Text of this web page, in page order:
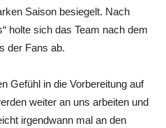
Saison besiegelt. Nach
holte sich das Team nach dem
der Fans ab.
Gefühl in die Vorbereitung auf
weiter an uns arbeiten und
irgendwann mal an den